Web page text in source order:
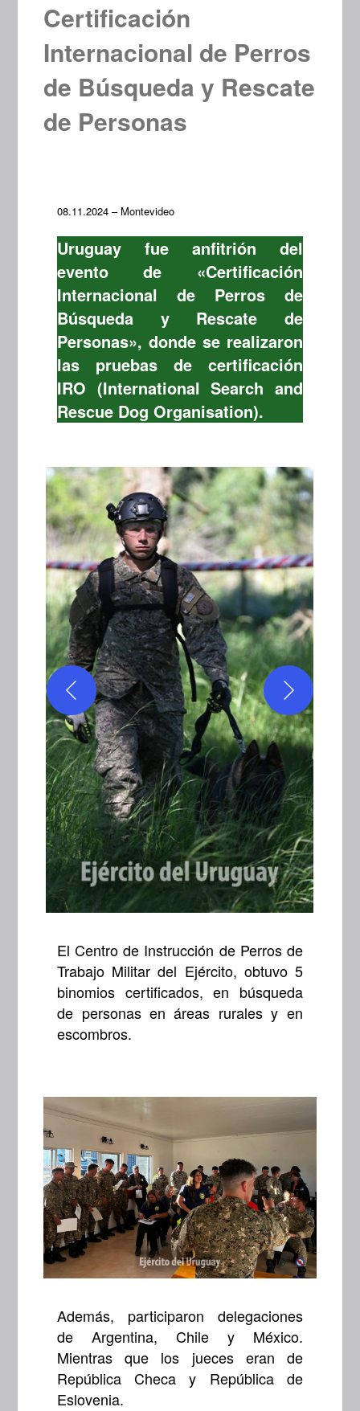
Certificación
Internacional de Perros
de Búsqueda y Rescate
de Personas
08.11.2024 – Montevideo
Uruguay fue anfitrión del
evento de «Certificación
Internacional de Perros de
Búsqueda y Rescate de
Personas», donde se realizaron
las pruebas de certificación
IRO (International Search and
Rescue Dog Organisation).
El Centro de Instrucción de Perros de
Trabajo Militar del Ejército, obtuvo 5
binomios certificados, en búsqueda
de personas en áreas rurales y en
escombros.
Además, participaron delegaciones
de Argentina, Chile y México.
Mientras que los jueces eran de
República Checa y República de
Eslovenia.